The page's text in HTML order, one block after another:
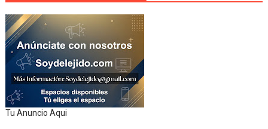
Tu Anuncio Aqui